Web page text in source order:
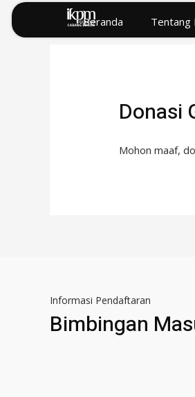
Lewati
Beranda Tentang
Donasi
Mohon maaf,
Informasi Pendaftaran
Bimbingan